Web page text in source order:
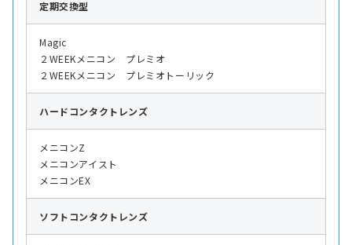
定期交換型
Magic
２WEEKメニコン プレミオ
２WEEKメニコン プレミオトーリック
ハード コンタクトレンズ
メニコンZ
メニコンアイスト
メニコンEX
ソフト コンタクトレンズ